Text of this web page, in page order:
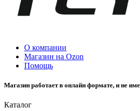
О компании
Магазин на Ozon
Помощь
Магазин работает в онлайн формате, и не
Каталог